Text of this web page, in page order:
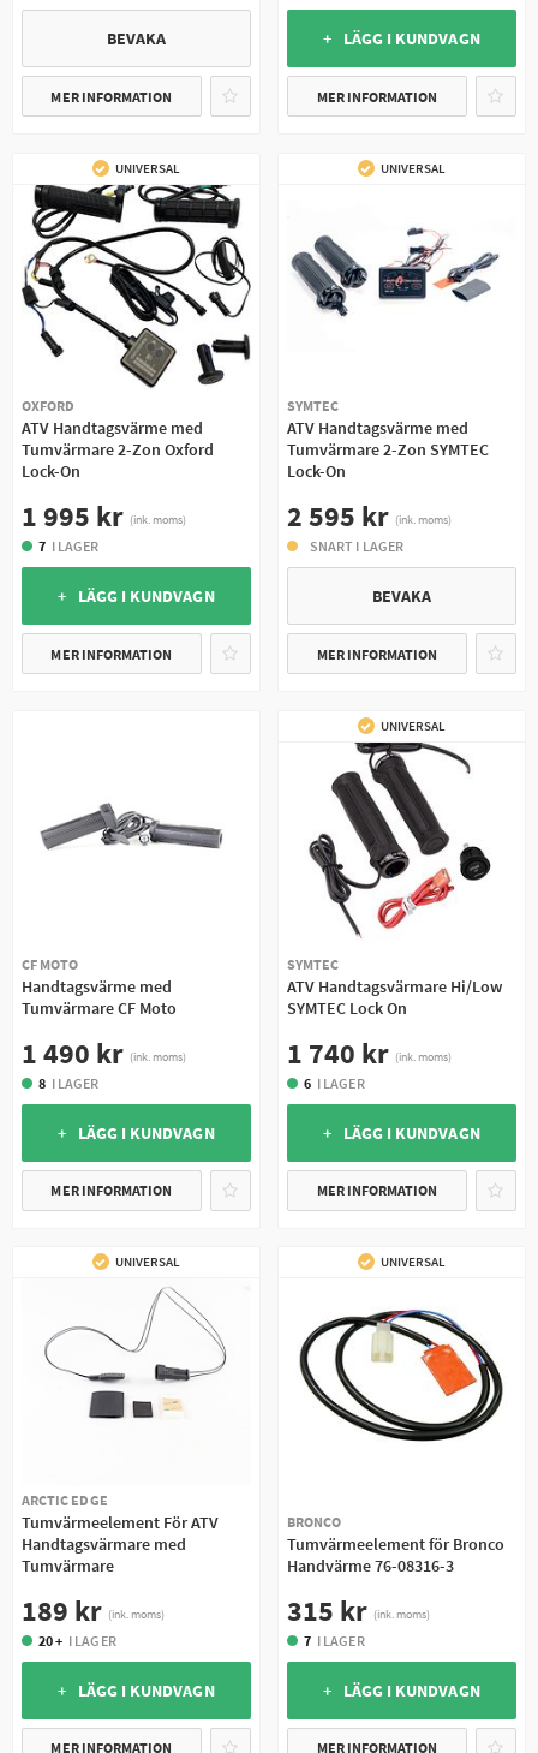
BEVAKA
MER INFORMATION
+ LÄGG I KUNDVAGN
MER INFORMATION
UNIVERSAL
OXFORD
ATV Handtagsvärme med
Tumvärmare 2-Zon Oxford
Lock-On
1 995 kr (ink. moms)
7 I LAGER
+ LÄGG I KUNDVAGN
MER INFORMATION
UNIVERSAL
SYMTEC
ATV Handtagsvärme med
Tumvärmare 2-Zon SYMTEC
Lock-On
2 595 kr (ink. moms)
SNART I LAGER
BEVAKA
MER INFORMATION
CF MOTO
Handtagsvärme med
Tumvärmare CF Moto
1 490 kr (ink. moms)
8 I LAGER
+ LÄGG I KUNDVAGN
MER INFORMATION
UNIVERSAL
SYMTEC
ATV Handtagsvärmare Hi/Low
SYMTEC Lock On
1 740 kr (ink. moms)
6 I LAGER
+ LÄGG I KUNDVAGN
MER INFORMATION
UNIVERSAL
ARCTIC EDGE
Tumvärmeelement För ATV
Handtagsvärmare med
Tumvärmare
189 kr (ink. moms)
20 + I LAGER
+ LÄGG I KUNDVAGN
MER INFORMATION
UNIVERSAL
BRONCO
Tumvärmeelement för Bronco
Handvärme 76-08316-3
315 kr (ink. moms)
7 I LAGER
+ LÄGG I KUNDVAGN
MER INFORMATION